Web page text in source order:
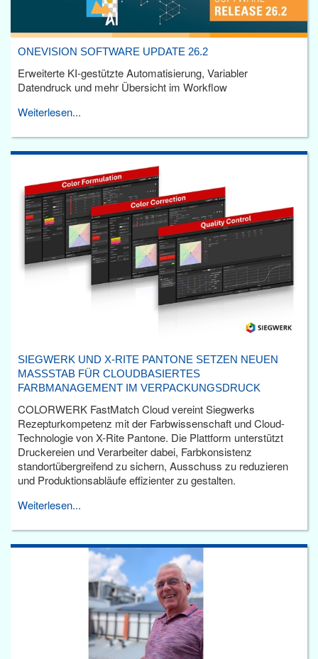
ONEVISION SOFTWARE UPDATE 26.2
Erweiterte KI-gestützte Automatisierung, Variabler
Datendruck und mehr Übersicht im Workflow
Weiterlesen...
SIEGWERK UND X-RITE PANTONE SETZEN NEUEN
MASSSTAB FÜR CLOUDBASIERTES F
ARBMANAGEMENT IM VERPACKUNGSDRUCK
COLORWERK FastMatch Cloud vereint Siegwerks
Rezepturkompetenz mit der Farbwissenschaft und Cloud-
Technologie von X-Rite Pantone. Die Plattform unterstützt
Druckereien und Verarbeiter dabei, Farbkonsistenz
standortübergreifend zu sichern, Ausschuss zu reduzieren
und Produktionsabläufe effizienter zu gestalten.
Weiterlesen...